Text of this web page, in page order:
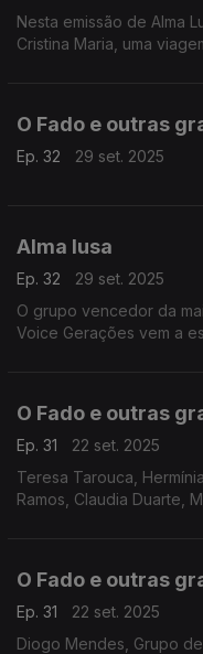
Nesta emissão de Alma
Cristina Maria, uma
O Fado e outras
Ep. 32 29 set. 2025
Alma lusa
Ep. 32
29 set. 2025
O grupo vencedor da
Voice Gerações vem a
O Fado e outras
Ep. 31
22 set. 2025
Teresa Tarouca,
Ramos, Claudia Duarte,
O Fado e outras
Ep. 31
22 set. 2025
Diogo Mendes, Grupo